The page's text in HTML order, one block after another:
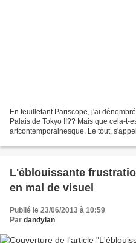
En feuilletant Pariscope, j'ai
Palais de Tokyo !!?? Mais que cela-t-
artcontemporainesque. Le tout,
L'éblouissante
en mal de visuel
Publié le 23/06/2013 à 10:59
Par dandylan